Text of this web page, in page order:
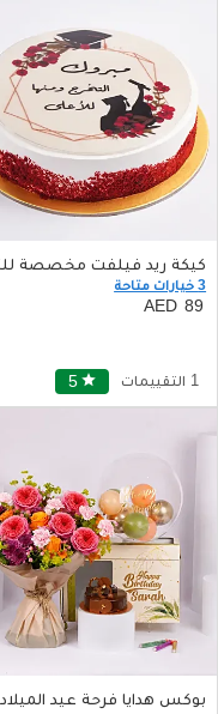
3 خيارات متاحة
89
5 star 1 التقييمات
بوكس هدايا فرحة عيد الميلاد